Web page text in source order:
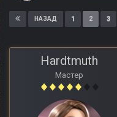
НАЗАД 1 2 3
Hardtmuth
Мастер